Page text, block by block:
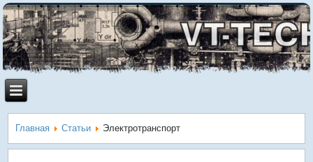
Главная Статьи Электротранспорт